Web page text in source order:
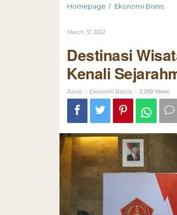
Homepage / Ekonomi Bisnis
March 31, 2022
Destinasi
Kenali
Julius - Ekonomi Bisnis - 2,299 Views